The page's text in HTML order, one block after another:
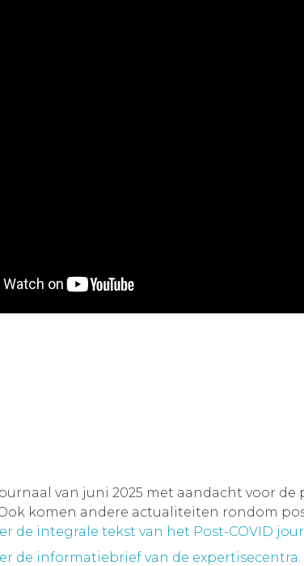
van juni 2025 met aandacht voor
komen andere actualiteiten rondom
de integrale tekst van het Post-COVID
de informatiebrief van de expertisecentra.